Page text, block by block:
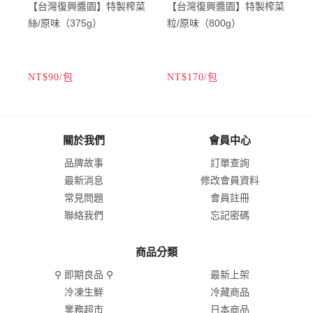
【台灣復興醬園】特製榨菜
絲/原味（375g）
NT$90/包
【台灣復興醬園】特製榨菜
粒/原味（800g）
NT$170/包
關於我們
品牌故事
最新消息
常見問題
聯絡我們
會員中心
訂單查詢
修改會員資料
會員註冊
忘記密碼
商品分類
⚲ 即期良品 ⚲
最新上架
冷凍生鮮
冷藏商品
業務超市
日本商品